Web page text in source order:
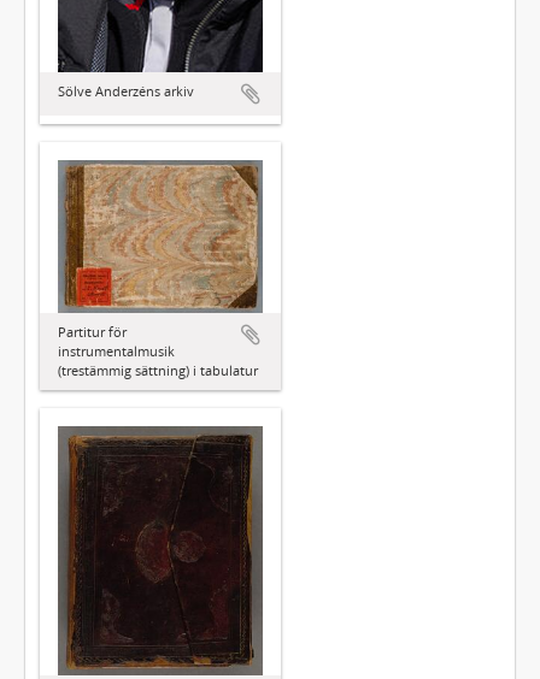
Sölve Anderzéns arkiv
Partitur för
instrumentalmusik
(trestämmig sättning) i tabulatur